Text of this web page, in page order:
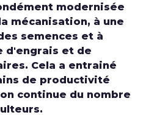
modernisée
mécanisation, à une
semences et à
d'engrais et de
Cela a entrainé
de productivité
continue du nombre